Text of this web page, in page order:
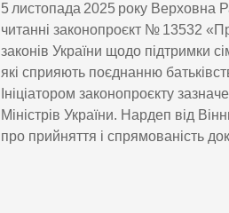
5 листопада 2025 року Верховна
читанні законопроєкт № 13532
законів України щодо підтримки
які сприяють поєднанню
Ініціатором законопроєкту
Міністрів України. Нардеп від
про прийняття і спрямованість